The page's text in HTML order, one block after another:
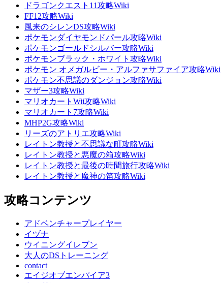
ドラゴンクエスト11攻略Wiki
FF12攻略Wiki
風来のシレンDS攻略Wiki
ポケモンダイヤモンドパール攻略Wiki
ポケモンゴールドシルバー攻略Wiki
ポケモンブラック・ホワイト攻略Wiki
ポケモン オメガルビー・アルファサファイア攻略Wiki
ポケモン不思議のダンジョン攻略Wiki
マザー3攻略Wiki
マリオカートWii攻略Wiki
マリオカート7攻略Wiki
MHP2G攻略Wiki
リーズのアトリエ攻略Wiki
レイトン教授と不思議な町攻略Wiki
レイトン教授と悪魔の箱攻略Wiki
レイトン教授と最後の時間旅行攻略Wiki
レイトン教授と魔神の笛攻略Wiki
攻略コンテンツ
アドベンチャープレイヤー
イヅナ
ウイニングイレブン
大人のDSトレーニング
contact
エイジオブエンパイア3